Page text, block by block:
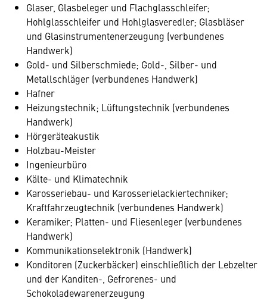
Glaser, Glasbeleger und Flachglasschleifer;
Hohlglasschleifer und Hohlglasveredler; Glasbläser
und Glasinstrumentenerzeugung (verbundenes
Handwerk)
Gold- und Silberschmiede; Gold-, Silber- und
Metallschläger (verbundenes Handwerk)
Hafner
Heizungstechnik; Lüftungstechnik (verbundenes
Handwerk)
Hörgeräteakustik
Holzbau-Meister
Ingenieurbüro
Kälte- und Klimatechnik
Karosseriebau- und Karosserielackiertechniker;
Kraftfahrzeugtechnik (verbundenes Handwerk)
Keramiker; Platten- und Fliesenleger (verbundenes
Handwerk)
Kommunikationselektronik (Handwerk)
Konditoren (Zuckerbäcker) einschließlich der Lebzelter
und der Kanditen-, Gefrorenes- und
Schokoladewarenerzeugung